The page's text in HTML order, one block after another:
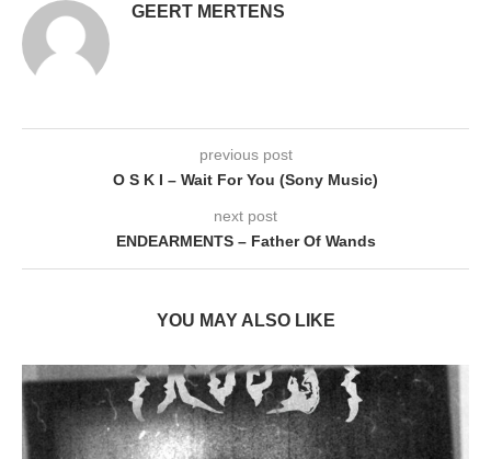
GEERT MERTENS
previous post
O S K I – Wait For You (Sony Music)
next post
ENDEARMENTS – Father Of Wands
YOU MAY ALSO LIKE